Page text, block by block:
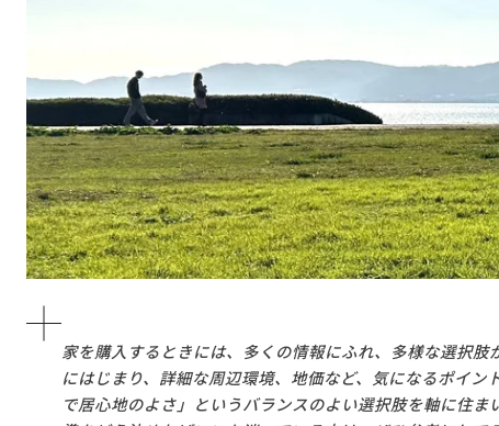
家を購入するときには、多くの情報にふれ、多様な選択
にはじまり、詳細な周辺環境、地価など、気になるポイ
で居心地のよさ」というバランスのよい選択肢を軸に住